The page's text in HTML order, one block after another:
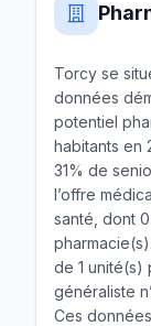
Torcy se
données
potentiel
habitants en
31% de
l’offre
santé, dont
de 1 unité(s)
généraliste
Ces